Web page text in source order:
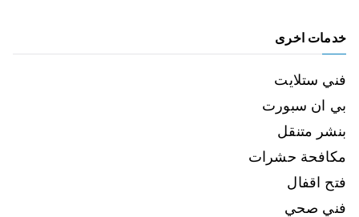
خدمات اخرى
فني ستلايت
بي ان سبورت
بنشر متنقل
مكافحة حشرات
فتح اقفال
فني صحي